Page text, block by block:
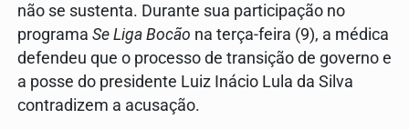
não se sustenta. Durante sua participação no
programa Se Liga Bocão na terça-feira (9), a médica
defendeu que o processo de transição de governo e
a posse do presidente Luiz Inácio Lula da Silva
contradizem a acusação.